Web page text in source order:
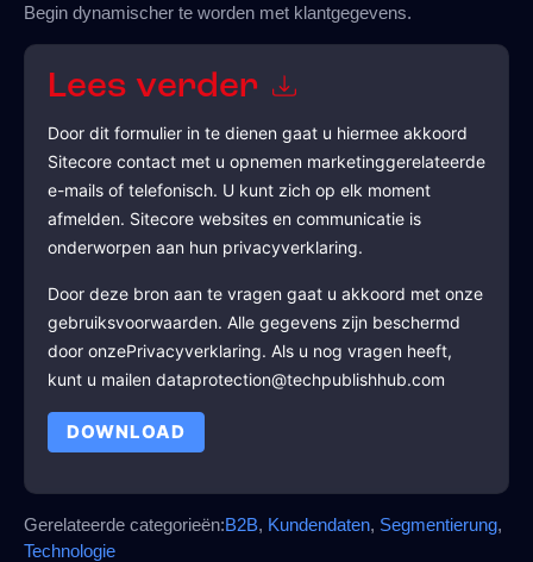
Begin dynamischer te worden met klantgegevens.
Lees verder
Door dit formulier in te dienen gaat u hiermee akkoord
Sitecorecontact met u opnemen marketinggerelateerde
e-mails of telefonisch. U kunt zich op elk moment
afmelden. Sitecorewebsites en communicatie is
onderworpen aan hun privacyverklaring.
Door deze bron aan te vragen gaat u akkoord met onze
gebruiksvoorwaarden. Alle gegevens zijn beschermd
door onzePrivacyverklaring. Als u nog vragen heeft,
kunt u mailen dataprotection@techpublishhub.com
DOWNLOAD
Gerelateerde categorieën:B2B, Kundendaten, Segmentierung,
Technologie